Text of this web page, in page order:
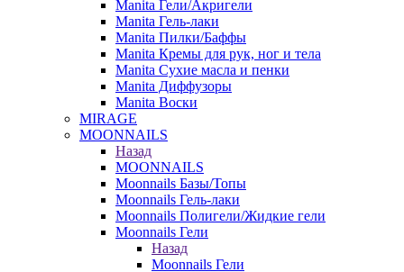
Manita Гели/Акригели
Manita Гель-лаки
Manita Пилки/Баффы
Manita Кремы для рук, ног и тела
Manita Сухие масла и пенки
Manita Диффузоры
Manita Воски
MIRAGE
MOONNAILS
Назад
MOONNAILS
Moonnails Базы/Топы
Moonnails Гель-лаки
Moonnails Полигели/Жидкие гели
Moonnails Гели
Назад
Moonnails Гели